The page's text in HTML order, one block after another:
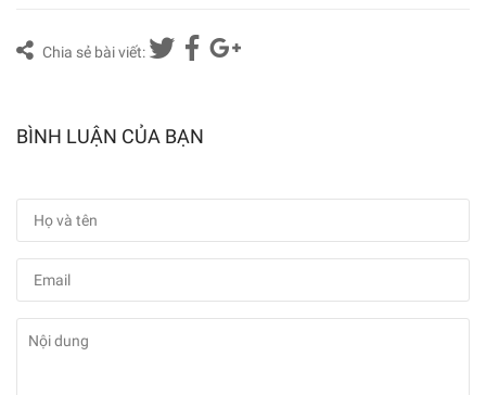
Chia sẻ bài viết:
BÌNH LUẬN CỦA BẠN